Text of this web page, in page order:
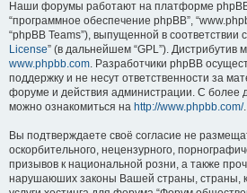
Наши форумы работают на платформе phpBB
“программное обеспечение phpBB”,
“phpBB Teams”), выпущенной в соответствии
License” (в дальнейшем “GPL”). Дистрибутив
www.phpbb.com. Разработчики phpBB
поддержку и не несут ответственности за
форуме и действия администрации. С более
можно ознакомиться на http://www.phpbb.com/.
Вы подтверждаете своё согласие не
оскорбительного, нецензурного,
призывов к национальной розни, а также
нарушаюших законы Вашей страны, страны,